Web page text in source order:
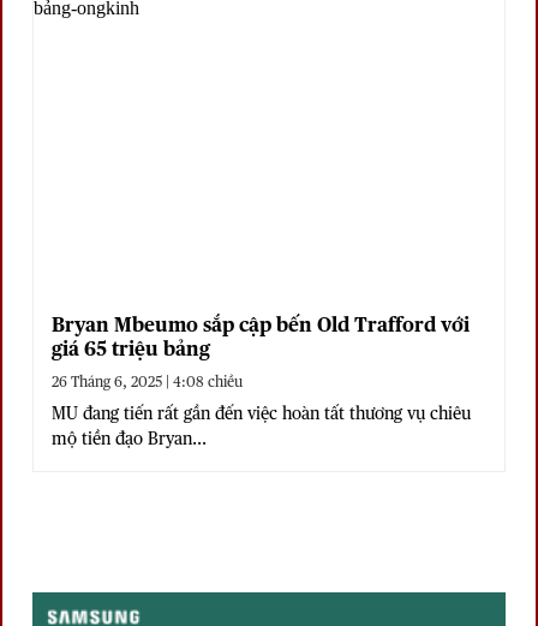
Bryan Mbeumo sắp cập bến Old Trafford với
giá 65 triệu bảng
26 Tháng 6, 2025 | 4:08 chiều
MU đang tiến rất gần đến việc hoàn tất thương vụ chiêu
mộ tiền đạo Bryan...